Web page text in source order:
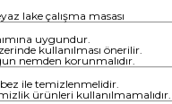
lake çalışma masası
uygundur.
kullanılması önerilir.
nemden korunmalıdır.
ile temizlenmelidir.
ürünleri kullanılmamalıdır.